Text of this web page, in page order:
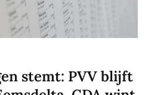
stemt: PVV blijft